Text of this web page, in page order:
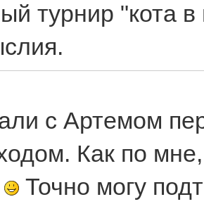
турнир "кота
с Артемом
Как по
Точно могу